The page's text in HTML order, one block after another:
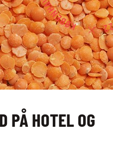
PÅ HOTEL OG